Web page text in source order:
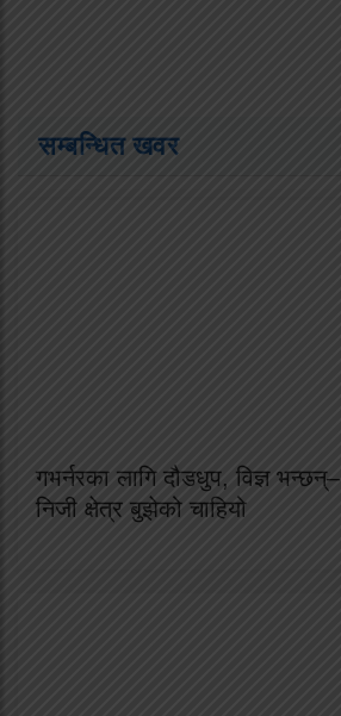
सम्बन्धित खवर
गभर्नरका लागि दौडधुप, विज्ञ भन्छन्–
निजी क्षेत्र बुझेको चाहियो